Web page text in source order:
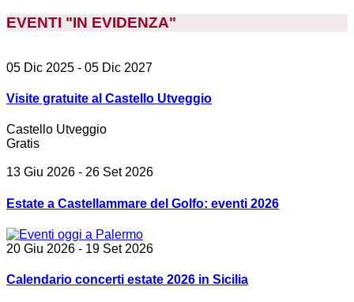
EVENTI "IN EVIDENZA"
05 Dic 2025 - 05 Dic 2027
Visite gratuite al Castello Utveggio
Castello Utveggio
Gratis
13 Giu 2026 - 26 Set 2026
Estate a Castellammare del Golfo: eventi 2026
20 Giu 2026 - 19 Set 2026
Calendario concerti estate 2026 in Sicilia